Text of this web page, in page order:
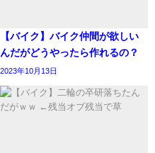
【バイク】バイク仲間が欲しい
んだがどうやったら作れるの？
2023年10月13日